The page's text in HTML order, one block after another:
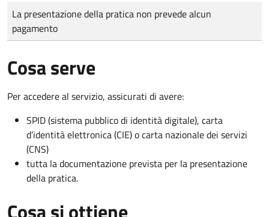
Tipo di pagamento
Importo
La presentazione della pratica non prevede alcun
pagamento
Cosa serve
Per accedere al servizio, assicurati di avere:
SPID (sistema pubblico di identità digitale), carta
d’identità elettronica (CIE) o carta nazionale dei servizi
(CNS)
tutta la documentazione prevista per la presentazione
della pratica.